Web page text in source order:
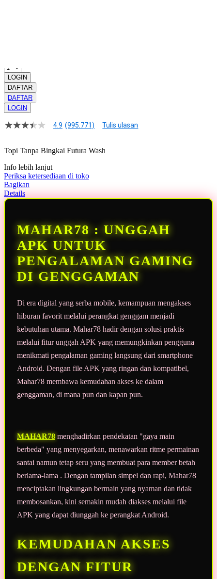
LOGIN
DAFTAR
DAFTAR
LOGIN
4.9
bintang,
rating
rata-
rata.
Read
13
Reviews.
halaman
yang
sama.
4.9 (995.771) Tulis ulasan
Topi Tanpa Bingkai Futura Wash
Info lebih lanjut
Periksa ketersediaan di toko
Bagikan
Details
MAHAR78 : UNGGAH
APK UNTUK
PENGALAMAN GAMING
DI GENGGAMAN
Di era digital yang serba mobile, kemampuan mengakses
hiburan favorit melalui perangkat genggam menjadi
kebutuhan utama. Mahar78 hadir dengan solusi praktis
melalui fitur unggah APK yang memungkinkan pengguna
menikmati pengalaman gaming langsung dari smartphone
Android. Dengan file APK yang ringan dan kompatibel,
Mahar78 membawa kemudahan akses ke dalam
genggaman, di mana pun dan kapan pun.
MAHAR78 menghadirkan pendekatan "gaya main
berbeda" yang menyegarkan, menawarkan ritme permainan
santai namun tetap seru yang membuat para member betah
berlama-lama . Dengan tampilan simpel dan rapi, Mahar78
menciptakan lingkungan bermain yang nyaman dan tidak
membosankan, kini semakin mudah diakses melalui file
APK yang dapat diunggah ke perangkat Android.
KEMUDAHAN AKSES
DENGAN FITUR